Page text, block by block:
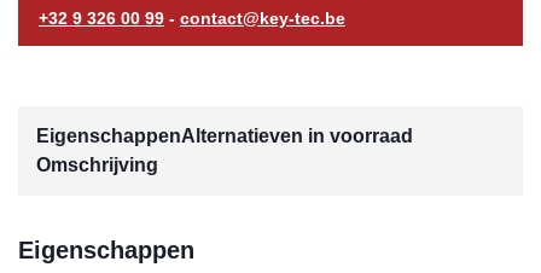
+32 9 326 00 99 - contact@key-tec.be
EigenschappenAlternatieven in voorraad
Omschrijving
Eigenschappen